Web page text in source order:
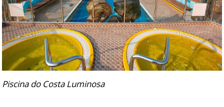
Piscina do Costa Luminosa